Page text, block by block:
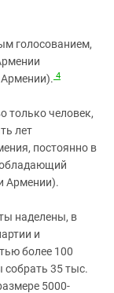
голосованием,
4
только человек,
лет
постоянно в
обладающий
Армении).
наделены, в
и
более 100
собрать 35 тыс.
5000-